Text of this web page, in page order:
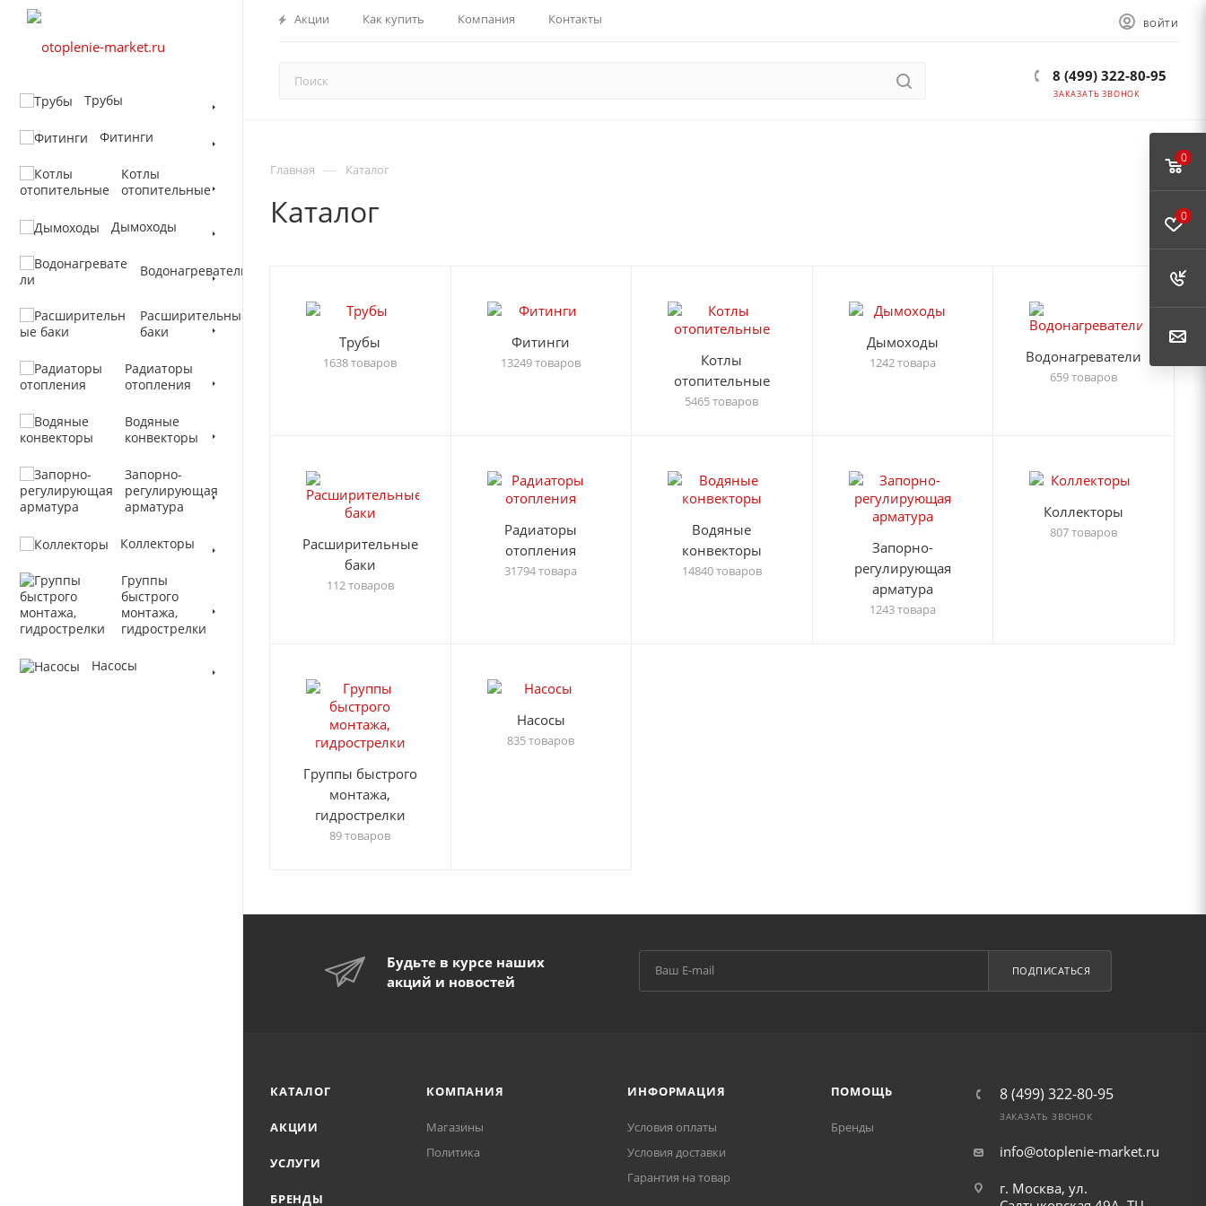
Акции Как купить Компания Контакты ВОЙТИ
8 (499) 322-80-95
ЗАКАЗАТЬ ЗВОНОК
Трубы
Фитинги
Котлы
отопительные
Дымоходы
Водонагреватели
Расширительные
баки
Радиаторы
отопления
Водяные
конвекторы
Запорно-
регулирующая
арматура
Коллекторы
Группы
быстрого
монтажа,
гидрострелки
Насосы
Главная — Каталог
Каталог
Трубы
1638 товаров
Фитинги
13249 товаров
Котлы
отопительные
5465 товаров
Дымоходы
1242 товара Водонагреватели
659 товаров
Расширительные
баки
112 товаров
Радиаторы
отопления
31794 товара
Водяные
конвекторы
14840 товаров
Запорно-
регулирующая
арматура
1243 товара
Коллекторы
807 товаров
Группы быстрого
монтажа,
гидрострелки
89 товаров
Насосы
835 товаров
Будьте в курсе наших
акций и новостей
ПОДПИСАТЬСЯ
КАТАЛОГ
АКЦИИ
УСЛУГИ
БРЕНДЫ
КОМПАНИЯ
Магазины
Политика
ИНФОРМАЦИЯ
Условия оплаты
Условия доставки
Гарантия на товар
ПОМОЩЬ
Бренды
8 (499) 322-80-95
ЗАКАЗАТЬ ЗВОНОК
info@otoplenie-market.ru
г. Москва, ул.
0
0